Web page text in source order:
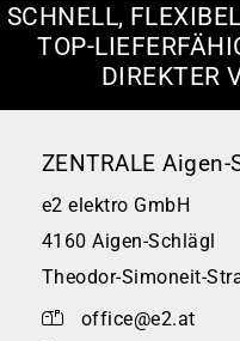
SCHNELL,
TOP-
DIREKTER
ZENTRALE Aigen-
e2 elektro GmbH
4160 Aigen-Schlägl
Theodor-Simoneit-
office@e2.at